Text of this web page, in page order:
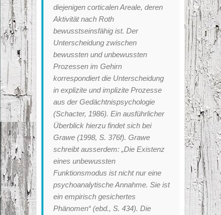
diejenigen corticalen Areale, deren
Aktivität nach Roth
bewusstseinsfähig ist. Der
Unterscheidung zwischen
bewussten und unbewussten
Prozessen im Gehirn
korrespondiert die Unterscheidung
in explizite und implizite Prozesse
aus der Gedächtnispsychologie
(Schacter, 1986). Ein ausführlicher
Überblick hierzu findet sich bei
Grawe (1998, S. 376f). Grawe
schreibt ausserdem: „Die Existenz
eines unbewussten
Funktionsmodus ist nicht nur eine
psychoanalytische Annahme. Sie ist
ein empirisch gesichertes
Phänomen“ (ebd., S. 434). Die